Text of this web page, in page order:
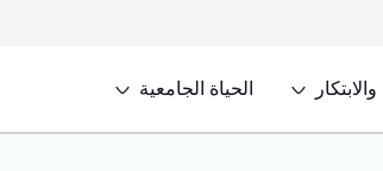
الحياة الجامعية